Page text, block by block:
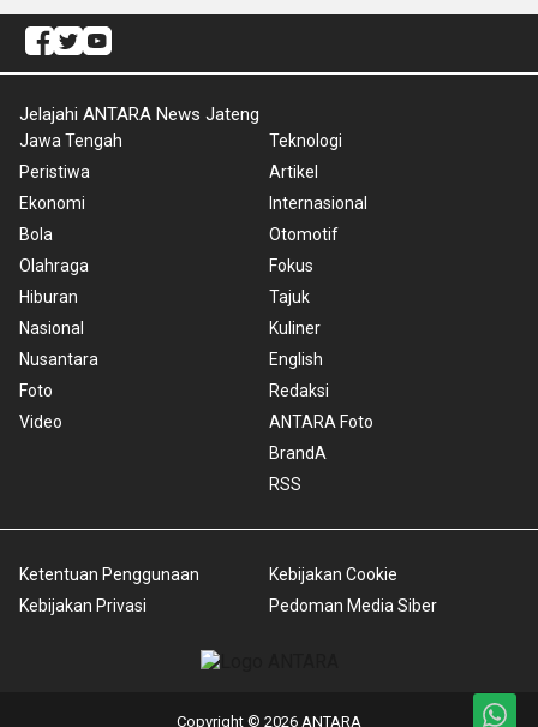
Jelajahi ANTARA News Jateng
Jawa Tengah
Peristiwa
Ekonomi
Bola
Olahraga
Hiburan
Nasional
Nusantara
Foto
Video
Teknologi
Artikel
Internasional
Otomotif
Fokus
Tajuk
Kuliner
English
Redaksi
ANTARA Foto
BrandA
RSS
Ketentuan Penggunaan
Kebijakan Privasi
Kebijakan Cookie
Pedoman Media Siber
Copyright © 2026 ANTARA